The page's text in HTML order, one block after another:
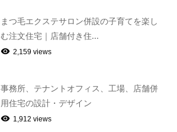
まつ毛エクステサロン併設の子育てを楽し
む注文住宅｜店舗付き住...
2,159 views
事務所、テナントオフィス、工場、店舗併
用住宅の設計・デザイン
1,912 views